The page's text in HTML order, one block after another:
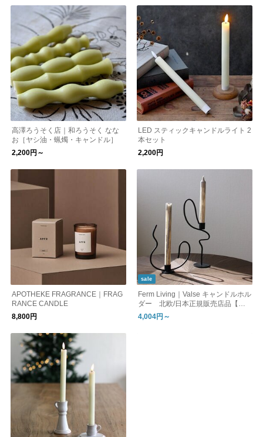
高澤ろうそく店｜和ろうそく なな
お［ヤシ油・蝋燭・キャンドル］
2,200円～
LED スティックキャンドルライト 2
本セット
2,200円
APOTHEKE FRAGRANCE｜FRAG
RANCE CANDLE
8,800円
sale
Ferm Living｜Valse キャンドルホル
ダー 北欧/日本正規販売店品【国
内在庫あり】
4,004円～